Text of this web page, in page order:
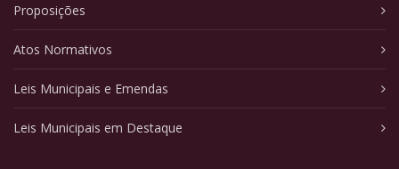
Proposições
Atos Normativos
Leis Municipais e Emendas
Leis Municipais em Destaque